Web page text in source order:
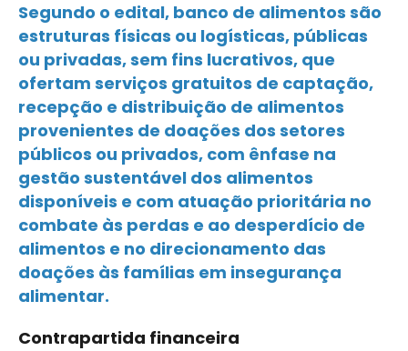
Segundo o edital, banco de alimentos são
estruturas físicas ou logísticas, públicas
ou privadas, sem fins lucrativos, que
ofertam serviços gratuitos de captação,
recepção e distribuição de alimentos
provenientes de doações dos setores
públicos ou privados, com ênfase na
gestão sustentável dos alimentos
disponíveis e com atuação prioritária no
combate às perdas e ao desperdício de
alimentos e no direcionamento das
doações às famílias em insegurança
alimentar.
Contrapartida financeira